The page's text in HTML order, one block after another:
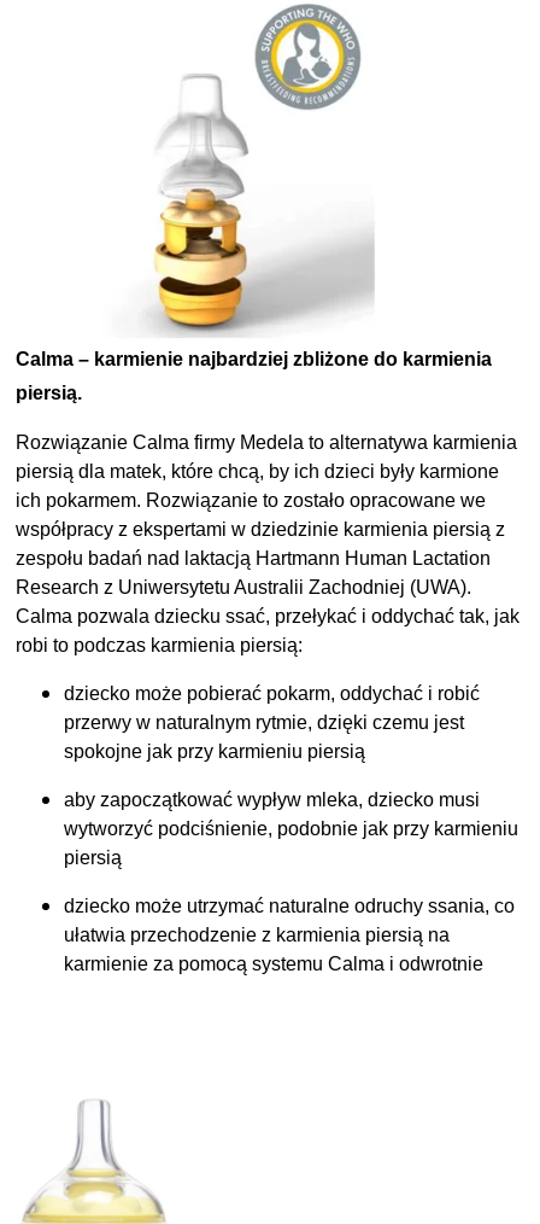
Calma – karmienie najbardziej zbliżone do karmienia
piersią.
Rozwiązanie Calma firmy Medela to alternatywa karmienia
piersią dla matek, które chcą, by ich dzieci były karmione
ich pokarmem. Rozwiązanie to zostało opracowane we
współpracy z ekspertami w dziedzinie karmienia piersią z
zespołu badań nad laktacją Hartmann Human Lactation
Research z Uniwersytetu Australii Zachodniej (UWA).
Calma pozwala dziecku ssać, przełykać i oddychać tak, jak
robi to podczas karmienia piersią:
dziecko może pobierać pokarm, oddychać i robić
przerwy w naturalnym rytmie, dzięki czemu jest
spokojne jak przy karmieniu piersią
aby zapoczątkować wypływ mleka, dziecko musi
wytworzyć podciśnienie, podobnie jak przy karmieniu
piersią
dziecko może utrzymać naturalne odruchy ssania, co
ułatwia przechodzenie z karmienia piersią na
karmienie za pomocą systemu Calma i odwrotnie